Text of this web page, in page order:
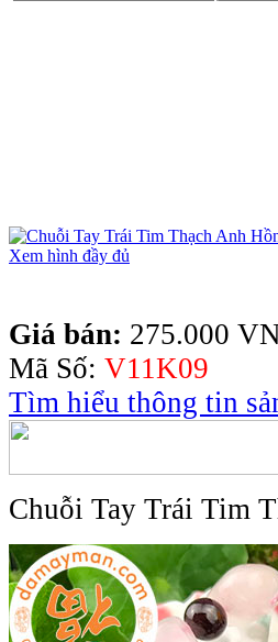
Xem hình đầy đủ
Giá bán: 275.000
Mã Số: V11K09
Tìm hiểu thông tin
Chuỗi Tay Trái Tim